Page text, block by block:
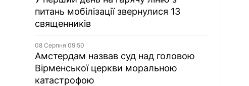
питань мобілізації звернулися 13
священників
08 Серпня 09:50
Амстердам назвав суд над головою
Вірменської церкви моральною
катастрофою